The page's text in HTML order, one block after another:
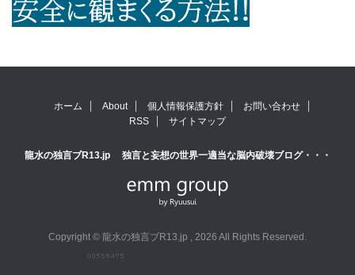
ホーム About 個人情報保護方針
お問い合わせ
RSS
サイトマップ
龍水の独言ブR13.jp 独言と妄想の世界一適当な脳内破壊ブログ・・・
Copyright © 龍水の独言ブR13.jp , 2026 All Rights Reserved.